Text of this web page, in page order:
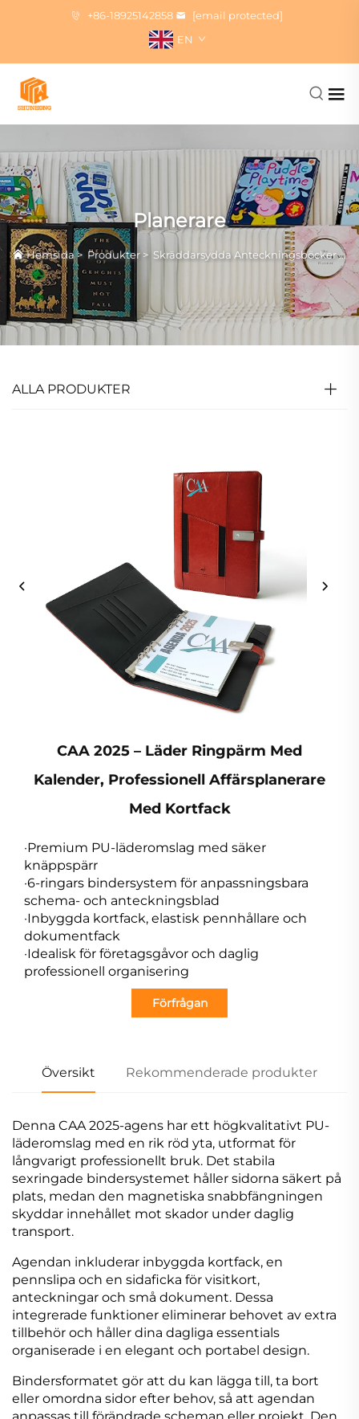
+86-18925142858
[email protected]
EN
Planerare
Hemsida> Produkter > Skräddarsydda Anteckningsböcker Tryck
ALLA PRODUKTER
CAA 2025 – Läder Ringpärm Med
Kalender, Professionell Affärsplanerare
Med Kortfack
·Premium PU-läderomslag med säker
knäppspärr
·6-ringars bindersystem för anpassningsbara
schema- och anteckningsblad
·Inbyggda kortfack, elastisk pennhållare och
dokumentfack
·Idealisk för företagsgåvor och daglig
professionell organisering
Förfrågan
Översikt Rekommenderade produkter
Denna CAA 2025-agens har ett högkvalitativt PU-
läderomslag med en rik röd yta, utformat för
långvarigt professionellt bruk. Det stabila
sexringade bindersystemet håller sidorna säkert på
plats, medan den magnetiska snabbfängningen
skyddar innehållet mot skador under daglig
transport.
Agendan inkluderar inbyggda kortfack, en
pennslipa och en sidaficka för visitkort,
anteckningar och små dokument. Dessa
integrerade funktioner eliminerar behovet av extra
tillbehör och håller dina dagliga essentials
organiserade i en elegant och portabel design.
Bindersformatet gör att du kan lägga till, ta bort
eller omordna sidor efter behov, så att agendan